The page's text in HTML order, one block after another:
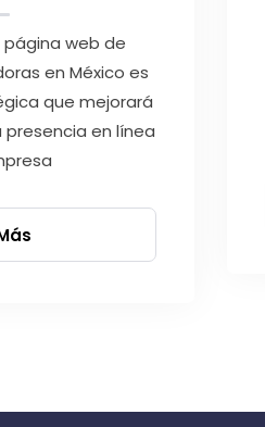
página web de
en México es
que mejorará
en línea